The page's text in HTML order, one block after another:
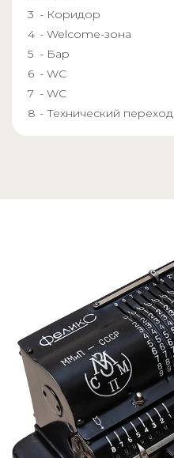
- Коридор
- Welcome-зона
- Бар
- WC
- WC
- Технический переход